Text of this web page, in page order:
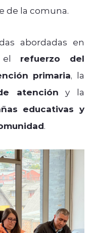
de la comuna.
abordadas en
el refuerzo del
primaria, la
atención y la
educativas y
.